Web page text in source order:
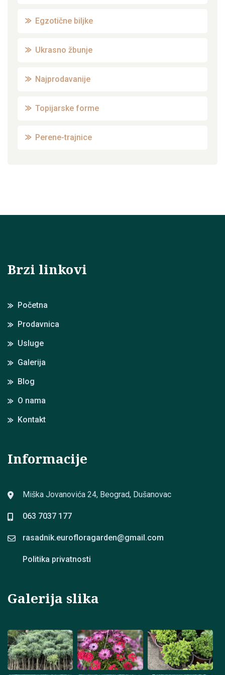
Egzotične biljke
Ukrasno žbunje
Najprodavanije
Topijarske forme
Perene-trajnice
Brzi linkovi
Početna
Prodavnica
Usluge
Galerija
Blog
O nama
Kontakt
Informacije
Miška Jovanovića 24, Beograd, Dušanovac
063 7037 177
rasadnik.eurofloragarden@gmail.com
Politika privatnosti
Galerija slika